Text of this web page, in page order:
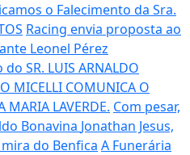
o Falecimento da Sra.
Racing envia proposta ao
Leonel Pérez
SR. LUIS ARNALDO
MICELLI COMUNICA O
MARIA LAVERDE. Com pesar,
Bonavina Jonathan Jesus,
do Benfica A Funerária